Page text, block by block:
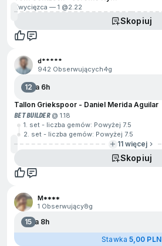
Zwycięzca — 1 @2.22
Skopiuj
d*****
942 Obserwujących4g
12Za 6h
Tallon Griekspoor - Daniel Merida Aguilar
BET BUILDER@ 1.18
1. set - liczba gemów: Powyżej 7.5
2. set - liczba gemów: Powyżej 7.5
11 więcej
Skopiuj
M****
1 Obserwujący8g
15Za 8h
Stawka 5,00 PLN